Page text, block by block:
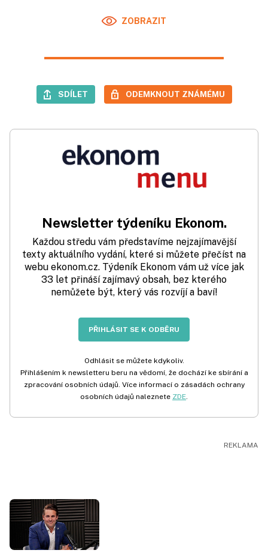
ZOBRAZIT
SDÍLET ODEMKNOUT ZNÁMÉMU
Newsletter týdeníku Ekonom.
Každou středu vám představíme nejzajímavější
texty aktuálního vydání, které si můžete přečíst na
webu ekonom.cz. Týdeník Ekonom vám už více jak
33 let přináší zajímavý obsah, bez kterého
nemůžete být, který vás rozvíjí a baví!
PŘIHLÁSIT SE K ODBĚRU
Odhlásit se můžete kdykoliv.
Přihlášením k newsletteru beru na vědomí, že dochází ke sbírání a
zpracování osobních údajů. Více informací o zásadách ochrany
osobních údajů naleznete ZDE.